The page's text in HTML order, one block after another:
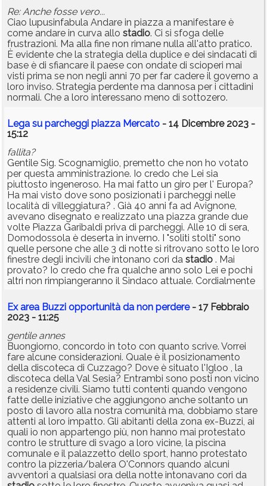
Re: Anche fosse vero...
Ciao lupusinfabula Andare in piazza a manifestare è
come andare in curva allo stadio. Ci si sfoga delle
frustrazioni. Ma alla fine non rimane nulla all'atto pratico.
È evidente che la strategia della duplice e dei sindacati di
base è di sfiancare il paese con ondate di scioperi mai
visti prima se non negli anni 70 per far cadere il governo a
loro inviso. Strategia perdente ma dannosa per i cittadini
normali. Che a loro interessano meno di sottozero.
Lega su parcheggi piazza Mercato - 14 Dicembre 2023 -
15:12
fallita?
Gentile Sig. Scognamiglio, premetto che non ho votato
per questa amministrazione. Io credo che Lei sia
piuttosto ingeneroso. Ha mai fatto un giro per l' Europa?
Ha mai visto dove sono posizionati i parcheggi nelle
località di villeggiatura? . Già 40 anni fa ad Avignone,
avevano disegnato e realizzato una piazza grande due
volte Piazza Garibaldi priva di parcheggi. Alle 10 di sera,
Domodossola è deserta in inverno. I "soliti stolti" sono
quelle persone che alle 3 di notte si ritrovano sotto le loro
finestre degli incivili che intonano cori da stadio . Mai
provato? Io credo che fra qualche anno solo Lei e pochi
altri non rimpiangeranno il Sindaco attuale. Cordialmente
Ex area Buzzi opportunità da non perdere- 17 Febbraio
2023 - 11:25
gentile annes
Buongiorno, concordo in toto con quanto scrive. Vorrei
fare alcune considerazioni. Quale è il posizionamento
della discoteca di Cuzzago? Dove è situato l'Igloo , la
discoteca della Val Sesia? Entrambi sono posti non vicino
a residenze civili. Siamo tutti contenti quando vengono
fatte delle iniziative che aggiungono anche soltanto un
posto di lavoro alla nostra comunità ma, dobbiamo stare
attenti al loro impatto. Gli abitanti della zona ex-Buzzi, ai
quali io non appartengo più, non hanno mai protestato
contro le strutture di svago a loro vicine, la piscina
comunale e il palazzetto dello sport, hanno protestato
contro la pizzeria/balera O'Connors quando alcuni
avventori a qualsiasi ora della notte intonavano cori da